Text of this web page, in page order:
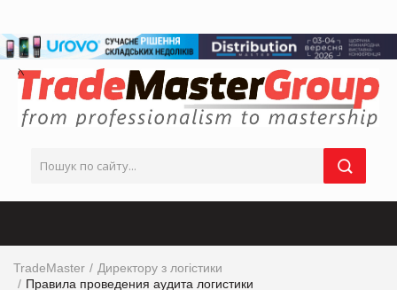
TradeMaster
Директору з логістики
Правила проведения аудита логистики